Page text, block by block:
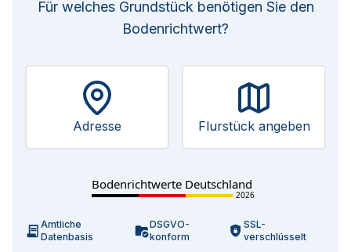
Für welches Grundstück benötigen Sie den
Bodenrichtwert?
Adresse Flurstück angeben
Bodenrichtwerte Deutschland
2026
Amtliche
Datenbasis
DSGVO-
konform
SSL-
verschlüsselt